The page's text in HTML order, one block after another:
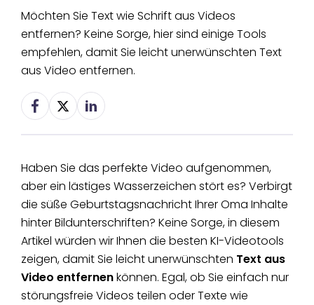
Möchten Sie Text wie Schrift aus Videos
entfernen? Keine Sorge, hier sind einige Tools
empfehlen, damit Sie leicht unerwünschten Text
aus Video entfernen.
Haben Sie das perfekte Video aufgenommen,
aber ein lästiges Wasserzeichen stört es? Verbirgt
die süße Geburtstagsnachricht Ihrer Oma Inhalte
hinter Bildunterschriften? Keine Sorge, in diesem
Artikel würden wir Ihnen die besten KI-Videotools
zeigen, damit Sie leicht unerwünschten Text aus
Video entfernenkönnen. Egal, ob Sie einfach nur
störungsfreie Videos teilen oder Texte wie